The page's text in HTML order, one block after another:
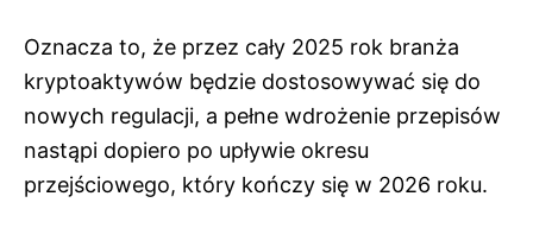
Oznacza to, że przez cały 2025 rok branża
kryptoaktywów będzie dostosowywać się do
nowych regulacji, a pełne wdrożenie przepisów
nastąpi dopiero po upływie okresu
przejściowego, który kończy się w 2026 roku.